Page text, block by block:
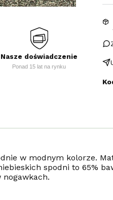
Nasze doświadczenie
Ponad 15 lat na rynku
w modnym kolorze.
spodni to 65%
nogawkach.